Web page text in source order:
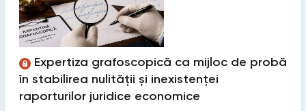
Expertiza grafoscopică ca mijloc de probă
în stabilirea nulității și inexistenței
raporturilor juridice economice